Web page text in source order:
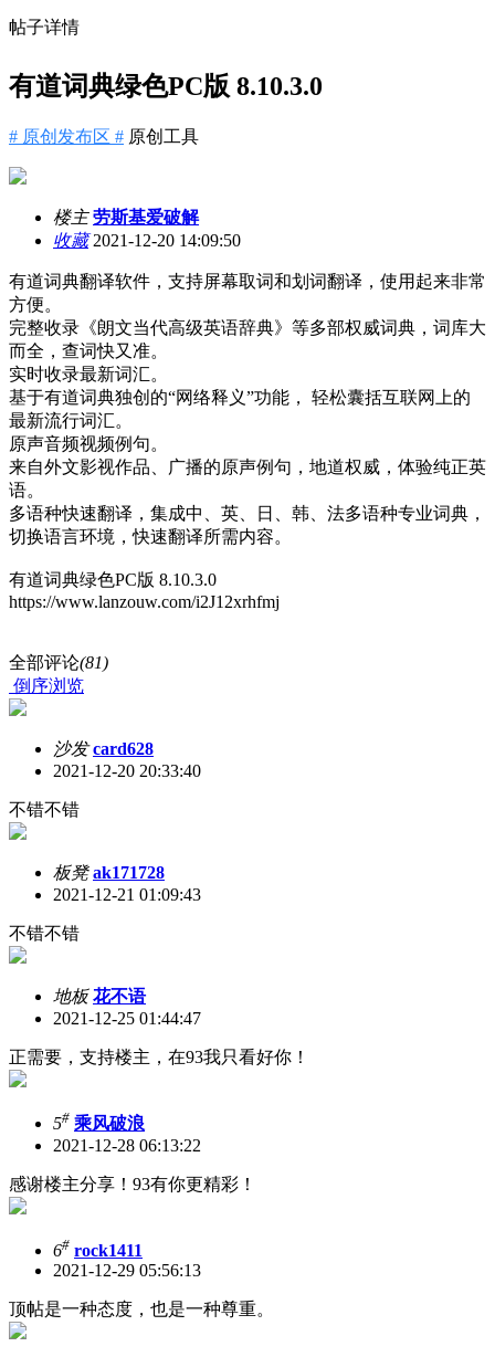
帖子详情
有道词典绿色PC版 8.10.3.0
# 原创发布区 # 原创工具
楼主 劳斯基爱破解
收藏2021-12-20 14:09:50
有道词典翻译软件，支持屏幕取词和划词翻译，使用起来非常
方便。
完整收录《朗文当代高级英语辞典》等多部权威词典，词库大
而全，查词快又准。
实时收录最新词汇。
基于有道词典独创的“网络释义”功能， 轻松囊括互联网上的
最新流行词汇。
原声音频视频例句。
来自外文影视作品、广播的原声例句，地道权威，体验纯正英
语。
多语种快速翻译，集成中、英、日、韩、法多语种专业词典，
切换语言环境，快速翻译所需内容。
有道词典绿色PC版 8.10.3.0
https://www.lanzouw.com/i2J12xrhfmj
全部评论(81)
倒序浏览
沙发 card628
2021-12-20 20:33:40
不错不错
板凳 ak171728
2021-12-21 01:09:43
不错不错
地板 花不语
2021-12-25 01:44:47
正需要，支持楼主，在93我只看好你！
5# 乘风破浪
2021-12-28 06:13:22
感谢楼主分享！93有你更精彩！
6# rock1411
2021-12-29 05:56:13
顶帖是一种态度，也是一种尊重。